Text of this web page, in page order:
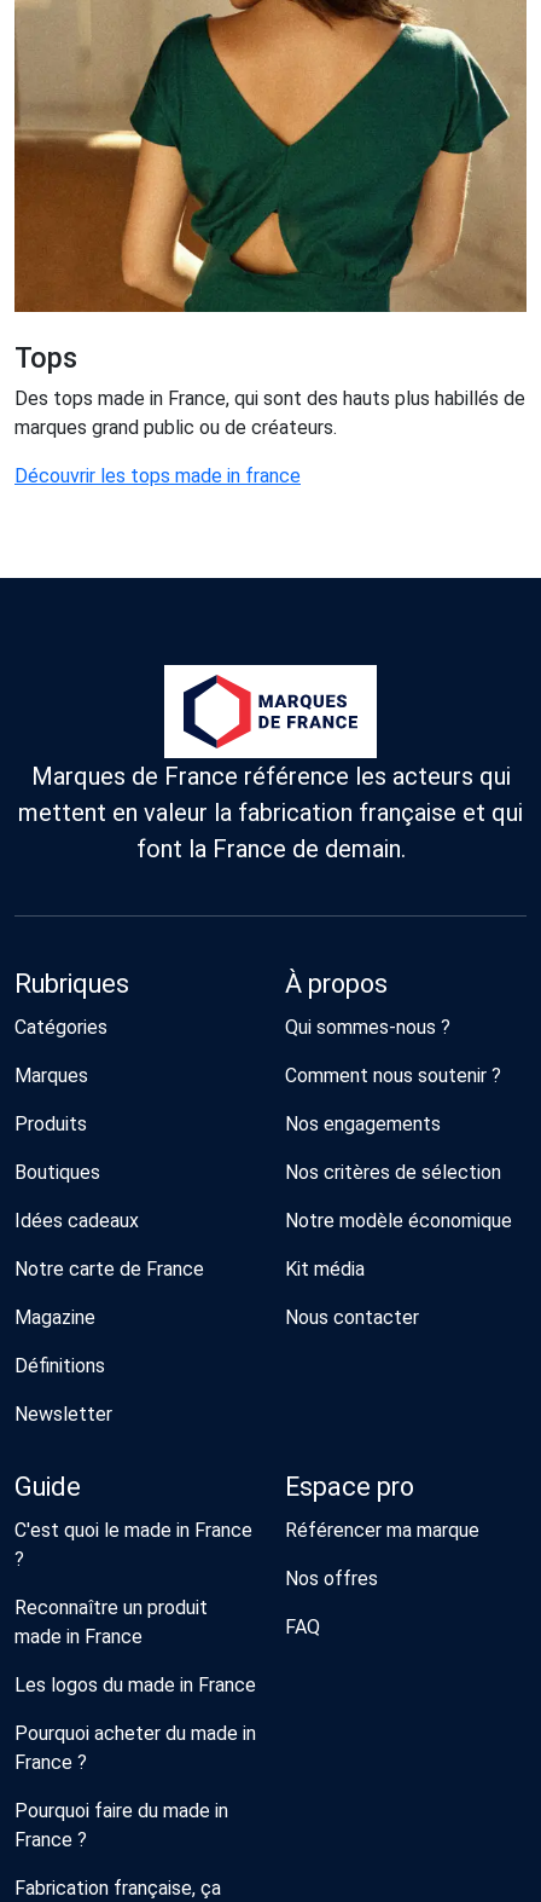
Tops
Des tops made in France, qui sont des hauts plus habillés de
marques grand public ou de créateurs.
Découvrir les tops made in france
Marques de France référence les acteurs qui
mettent en valeur la fabrication française et qui
font la France de demain.
Rubriques
Catégories
Marques
Produits
Boutiques
Idées cadeaux
Notre carte de France
Magazine
Définitions
Newsletter
À propos
Qui sommes-nous ?
Comment nous soutenir ?
Nos engagements
Nos critères de sélection
Notre modèle économique
Kit média
Nous contacter
Guide
C'est quoi le made in France
?
Reconnaître un produit
made in France
Les logos du made in France
Pourquoi acheter du made in
France ?
Pourquoi faire du made in
France ?
Fabrication française, ça
Espace pro
Référencer ma marque
Nos offres
FAQ